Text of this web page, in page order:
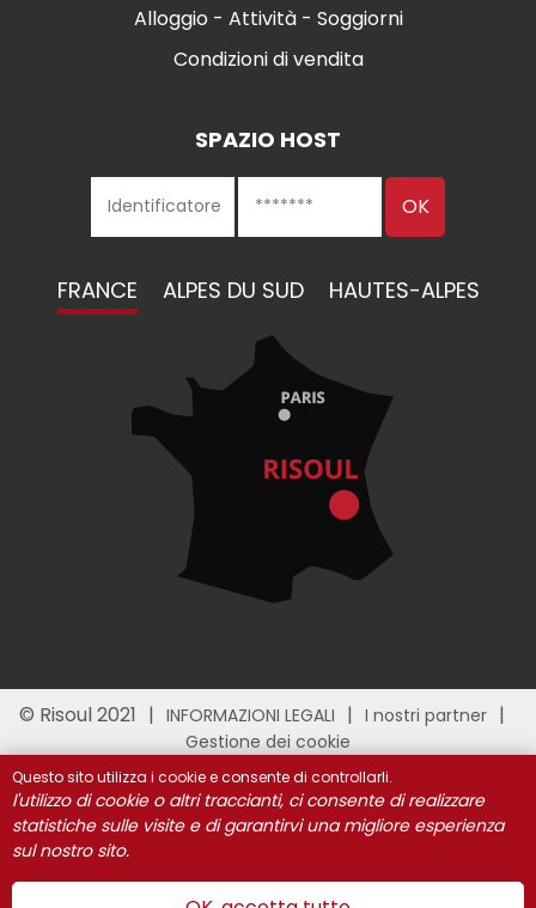
Alloggio - Attività - Soggiorni
Condizioni di vendita
SPAZIO HOST
FRANCE ALPES DU SUD HAUTES-ALPES
© Risoul 2021 INFORMAZIONI LEGALI
I nostri partner
Gestione dei cookie
Questo sito utilizza i cookie e consente di controllarli.
l'utilizzo di cookie o altri traccianti, ci consente di realizzare
statistiche sulle visite e di garantirvi una migliore esperienza
sul nostro sito.